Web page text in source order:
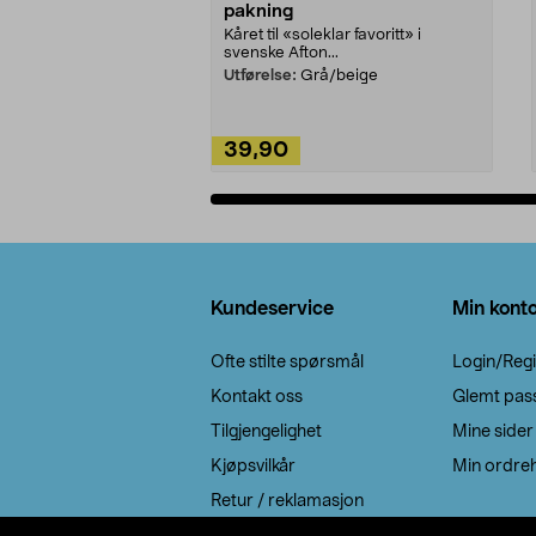
pakning
Kåret til «soleklar favoritt» i
svenske Afton...
Utførelse: Grå/beige
39,90
Kundeservice
Ofte stilte spørsmål
Kontakt oss
Tilgjengelighet
Kjøpsvilkår
Retur / reklamasjon
Min
Login/
Glemt
Mine sider
Min